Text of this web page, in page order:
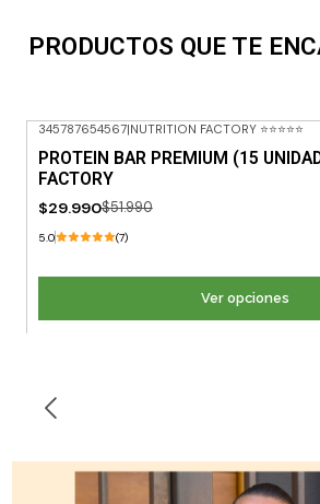
PRODUCTOS QUE TE
345787654567|NUTRITION FACTORY ⭐⭐⭐⭐⭐
PROTEIN BAR PREMIUM (15
FACTORY
$29.990$51.990
5.0 (7)
Ver opciones